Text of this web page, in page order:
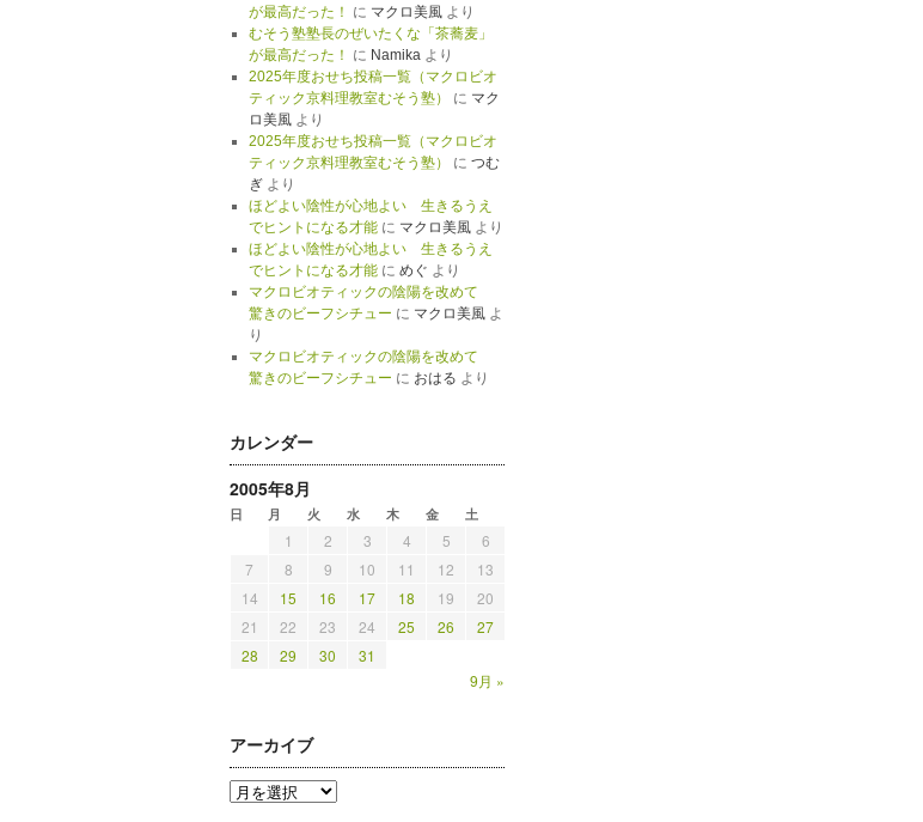
が最高だった！
に マクロ美風より
むそう塾塾長のぜいたくな「茶蕎麦」
が最高だった！
に Namikaより
2025年度おせち投稿一覧（マクロビオ
ティック京料理教室むそう塾）
に マク
ロ美風より
2025年度おせち投稿一覧（マクロビオ
ティック京料理教室むそう塾）
に つむ
ぎより
ほどよい陰性が心地よい 生きるうえ
でヒントになる才能に マクロ美風より
ほどよい陰性が心地よい 生きるうえ
でヒントになる才能に めぐ より
マクロビオティックの陰陽を改めて
驚きのビーフシチュー に マクロ美風よ
り
マクロビオティックの陰陽を改めて
驚きのビーフシチュー に おはる より
カレンダー
2005年8月
日 月 火 水 木 金 土
1 2 3 4 5
6
7
8 9 10 11 12
13
14
15 16 17 18 19
20
21
22 23 24 25 26
27
28
29 30
31
9月 »
アーカイブ
ア